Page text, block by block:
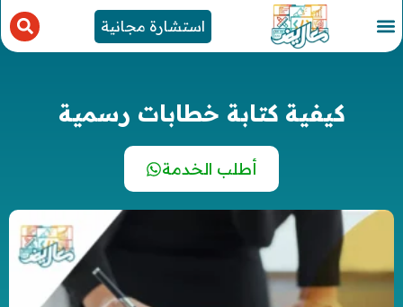
استشارة مجانية
كيفية كتابة خطابات رسمية
أطلب الخدمة